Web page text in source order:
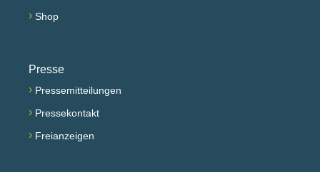
› Shop
Presse
› Pressemitteilungen
› Pressekontakt
› Freianzeigen